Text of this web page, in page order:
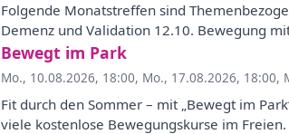
Folgende Monatstreffen sind
Demenz und Validation 12.10. Bewegung
Bewegt im Park
Mo., 10.08.2026, 18:00, Mo., 17.08.2026, 18:00,
Fit durch den Sommer – mit „Bewegt im
viele kostenlose Bewegungskurse im